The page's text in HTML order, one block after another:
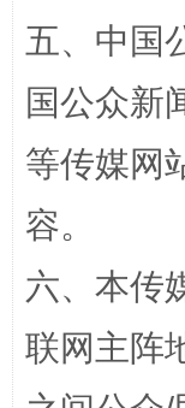
完善运行机
五、中国
国公众新
等传媒网
容。
六、本传
联网主阵